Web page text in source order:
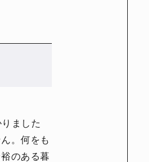
ました
。何をも
のある暮